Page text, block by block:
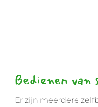
Bedienen van
Er zijn meerdere